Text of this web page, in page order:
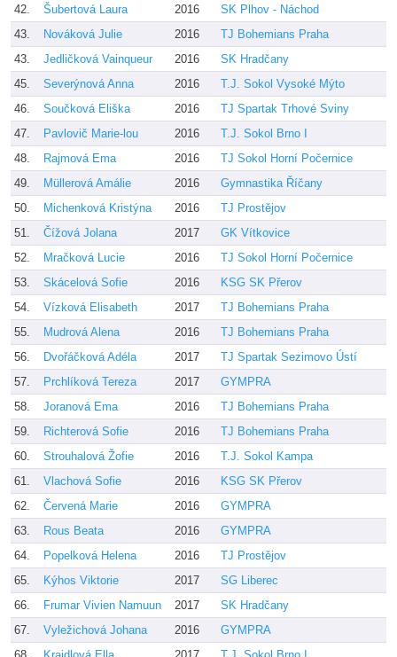
42. Šubertová Laura 2016 SK Plhov - Náchod
43.
Nováková Julie 2016 TJ Bohemians Praha
43.
Jedličková Vainqueur 2016 SK Hradčany
45.
Severýnová Anna 2016 T.J. Sokol Vysoké Mýto
46.
Součková Eliška 2016 TJ Spartak Trhové Sviny
47.
Pavlovič Marie-lou 2016 T.J. Sokol Brno I
48.
Rajmová Ema 2016 TJ Sokol Horní Počernice
49.
Müllerová Amálie 2016 Gymnastika Říčany
50.
Michenková Kristýna 2016 TJ Prostějov
51.
Čížová Jolana 2017 GK Vítkovice
52.
Mračková Lucie 2016 TJ Sokol Horní Počernice
53.
Skácelová Sofie 2016 KSG SK Přerov
54.
Vízková Elisabeth 2017 TJ Bohemians Praha
55.
Mudrová Alena 2016 TJ Bohemians Praha
56.
Dvořáčková Adéla 2017 TJ Spartak Sezimovo Ústí
57.
Prchlíková Tereza 2017 GYMPRA
58.
Joranová Ema 2016 TJ Bohemians Praha
59.
Richterová Sofie 2016 TJ Bohemians Praha
60.
Strouhalová Žofie 2016 T.J. Sokol Kampa
61.
Vlachová Sofie 2016 KSG SK Přerov
62.
Červená Marie 2016 GYMPRA
63.
Rous Beata 2016 GYMPRA
64.
Popelková Helena 2016 TJ Prostějov
65.
Kýhos Viktorie 2017 SG Liberec
66.
Frumar Vivien Namuun 2017 SK Hradčany
67.
Vyležichová Johana 2016 GYMPRA